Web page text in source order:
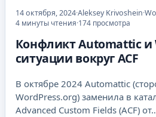
14 октября, 2024·Aleksey Krivoshein·
4 минуты чтения·174 просмотра
Конфликт Automattic и
ситуации вокруг ACF
В октябре 2024 Automattic
WordPress.org) заменила в
Advanced Custom Fields (ACF)